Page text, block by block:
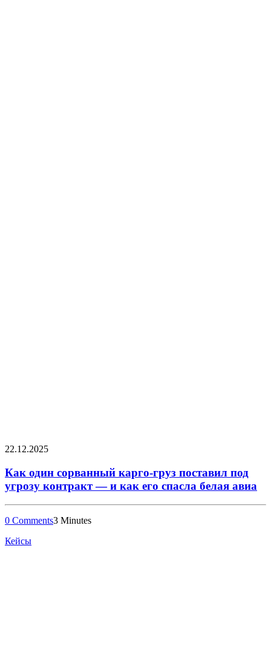
22.12.2025
Как один сорванный карго-груз поставил под
угрозу контракт — и как его спасла белая авиа
0 Comments3 Minutes
Кейсы